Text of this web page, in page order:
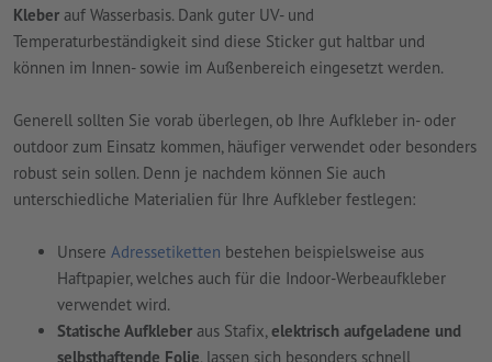
Kleber auf Wasserbasis. Dank guter UV- und
Temperaturbeständigkeit sind diese Sticker gut haltbar und
können im Innen- sowie im Außenbereich eingesetzt werden.
Generell sollten Sie vorab überlegen, ob Ihre Aufkleber in- oder
outdoor zum Einsatz kommen, häufiger verwendet oder besonders
robust sein sollen. Denn je nachdem können Sie auch
unterschiedliche Materialien für Ihre Aufkleber festlegen:
Unsere Adressetiketten bestehen beispielsweise aus
Haftpapier, welches auch für die Indoor-Werbeaufkleber
verwendet wird.
Statische Aufkleber aus Stafix,elektrisch aufgeladene und
selbsthaftende Folie, lassen sich besonders schnell